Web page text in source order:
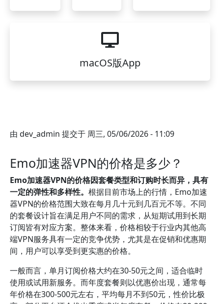
macOS版App
由 dev_admin 提交于 周三, 05/06/2026 - 11:09
Emo加速器VPN的价格是多少？
Emo加速器VPN的价格因套餐类型和订购时长而异，具有
一定的弹性和多样性。 根据目前市场上的行情，Emo加速
器VPN的价格范围大致在每月几十元到几百元不等。不同
的套餐设计旨在满足用户不同的需求，从短期试用到长期
订阅皆有对应方案。整体来看，价格相较于行业内其他高
端VPN服务具有一定的竞争优势，尤其是在促销和优惠期
间，用户可以享受到更实惠的价格。
一般而言，单月订阅价格大约在30-50元之间，适合临时
使用或试用新服务。而年度套餐则以优惠价出现，通常每
年价格在300-500元左右，平均每月不到50元，性价比极